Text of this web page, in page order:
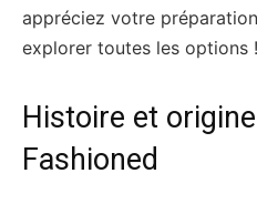
appréciez votre
explorer toutes les options !
Histoire et
Fashioned